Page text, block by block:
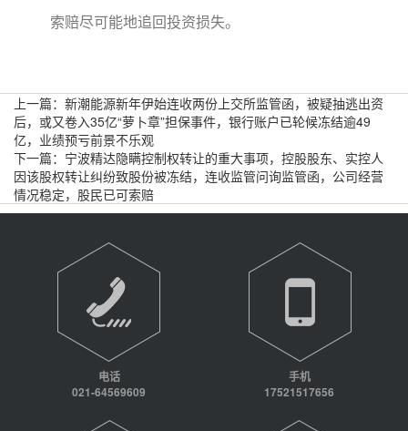
索赔尽可能地追回投资损失。
上一篇： 新潮能源新年伊始连收两份上交所监管函，被疑抽逃出资
后，或又卷入35亿“萝卜章”担保事件，银行账户已轮候冻结逾49
亿，业绩预亏前景不乐观
下一篇： 宁波精达隐瞒控制权转让的重大事项，控股股东、实控人
因该股权转让纠纷致股份被冻结，连收监管问询监管函，公司经营
情况稳定，股民已可索赔
电话
021-64569609
手机
17521517656